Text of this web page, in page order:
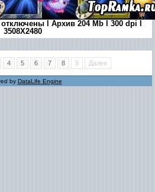
l Архив 204 Mb l 300 dpi l
3508Х2480
4 5 6 7 8 9 Далее
by DataLife Engine